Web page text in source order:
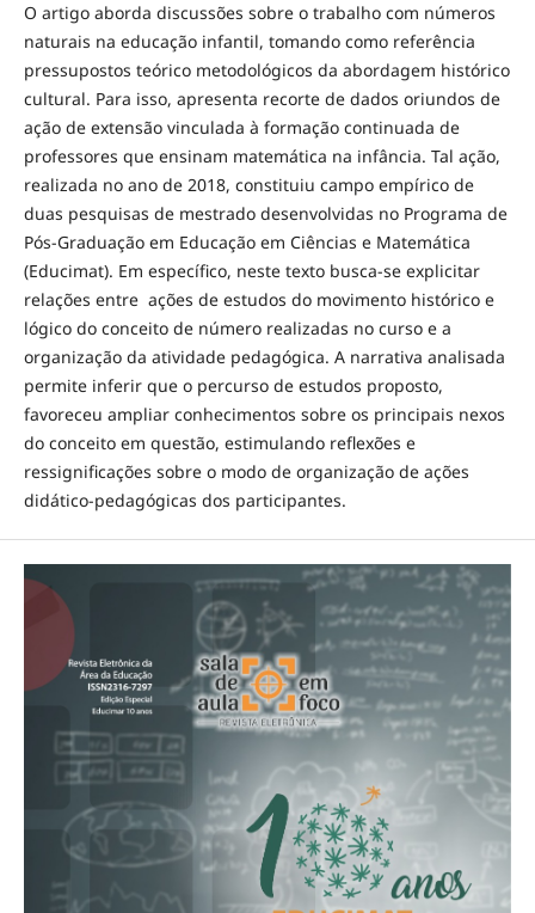
O artigo aborda discussões sobre o trabalho com números
naturais na educação infantil, tomando como referência
pressupostos teórico metodológicos da abordagem histórico
cultural. Para isso, apresenta recorte de dados oriundos de
ação de extensão vinculada à formação continuada de
professores que ensinam matemática na infância. Tal ação,
realizada no ano de 2018, constituiu campo empírico de
duas pesquisas de mestrado desenvolvidas no Programa de
Pós-Graduação em Educação em Ciências e Matemática
(Educimat). Em específico, neste texto busca-se explicitar
relações entre ações de estudos do movimento histórico e
lógico do conceito de número realizadas no curso e a
organização da atividade pedagógica. A narrativa analisada
permite inferir que o percurso de estudos proposto,
favoreceu ampliar conhecimentos sobre os principais nexos
do conceito em questão, estimulando reflexões e
ressignificações sobre o modo de organização de ações
didático-pedagógicas dos participantes.